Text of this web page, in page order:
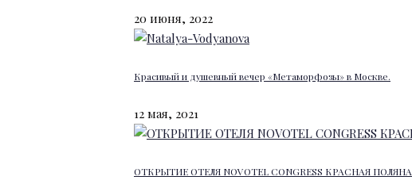
20 июня, 2022
Красивый и душевный вечер «Метаморфозы» в Москве.
12 мая, 2021
ОТКРЫТИЕ ОТЕЛЯ NOVOTEL CONGRESS КРАСНАЯ ПОЛЯНА